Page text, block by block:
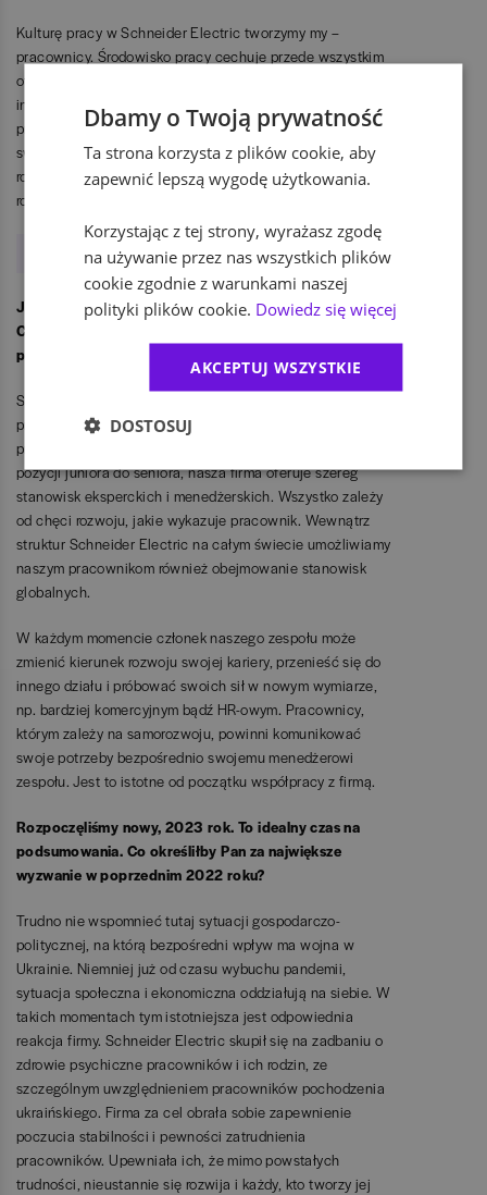
Kulturę pracy w Schneider Electric tworzymy my –
pracownicy. Środowisko pracy cechuje przede wszystkim
otwartość. Stawiamy na różnorodność oraz oddolne
inicjatywy i pomysły. Dajemy dużą swobodę naszym
pracownikom – zarówno w kwestii wyrażania siebie,
swojego zdania i podejmowania decyzji, jak i ścieżki
rozwoju. Te czynniki kultury naszej korporacji sprzyjają
rozwojowi i ułatwiają wewnętrzną współpracę.
Kobiecym okiem. O pracy dobrej i złej
Jakie możliwości rozwoju stwarza Business Finance
Competency Center w Schneider Electric swoim
pracownikom?
Staramy się w sposób jasny i precyzyjny komunikować
pracownikom naszego zespołu możliwości rozwoju, jakie
przed nimi stoją. Oprócz standardowej ścieżki kariery od
pozycji juniora do seniora, nasza firma oferuje szereg
stanowisk eksperckich i menedżerskich. Wszystko zależy
od chęci rozwoju, jakie wykazuje pracownik. Wewnątrz
struktur Schneider Electric na całym świecie umożliwiamy
naszym pracownikom również obejmowanie stanowisk
globalnych.
W każdym momencie członek naszego zespołu może
zmienić kierunek rozwoju swojej kariery, przenieść się do
innego działu i próbować swoich sił w nowym wymiarze,
np. bardziej komercyjnym bądź HR-owym. Pracownicy,
którym zależy na samorozwoju, powinni komunikować
swoje potrzeby bezpośrednio swojemu menedżerowi
zespołu. Jest to istotne od początku współpracy z firmą.
Rozpoczęliśmy nowy, 2023 rok. To idealny czas na
podsumowania. Co określiłby Pan za największe
wyzwanie w poprzednim 2022 roku?
Trudno nie wspomnieć tutaj sytuacji gospodarczo-
politycznej, na którą bezpośredni wpływ ma wojna w
Ukrainie. Niemniej już od czasu wybuchu pandemii,
sytuacja społeczna i ekonomiczna oddziałują na siebie. W
takich momentach tym istotniejsza jest odpowiednia
reakcja firmy. Schneider Electric skupił się na zadbaniu o
zdrowie psychiczne pracowników i ich rodzin, ze
szczególnym uwzględnieniem pracowników pochodzenia
ukraińskiego. Firma za cel obrała sobie zapewnienie
poczucia stabilności i pewności zatrudnienia
pracowników. Upewniała ich, że mimo powstałych
trudności, nieustannie się rozwija i każdy, kto tworzy jej
Dbamy o Twoją prywatność
Ta strona korzysta z plików cookie, aby
zapewnić lepszą wygodę użytkowania.
Korzystając z tej strony, wyrażasz zgodę
na używanie przez nas wszystkich plików
cookie zgodnie z warunkami naszej
polityki plików cookie. Dowiedz się więcej
AKCEPTUJ WSZYSTKIE
DOSTOSUJ